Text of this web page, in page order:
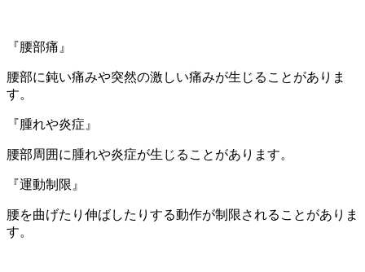
『腰部痛』
腰部に鈍い痛みや突然の激しい痛みが生じることがありま
す。
『腫れや炎症』
腰部周囲に腫れや炎症が生じることがあります。
『運動制限』
腰を曲げたり伸ばしたりする動作が制限されることがありま
す。